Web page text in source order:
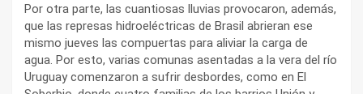
Por otra parte, las cuantiosas lluvias provocaron, además,
que las represas hidroeléctricas de Brasil abrieran ese
mismo jueves las compuertas para aliviar la carga de
agua. Por esto, varias comunas asentadas a la vera del río
Uruguay comenzaron a sufrir desbordes, como en El